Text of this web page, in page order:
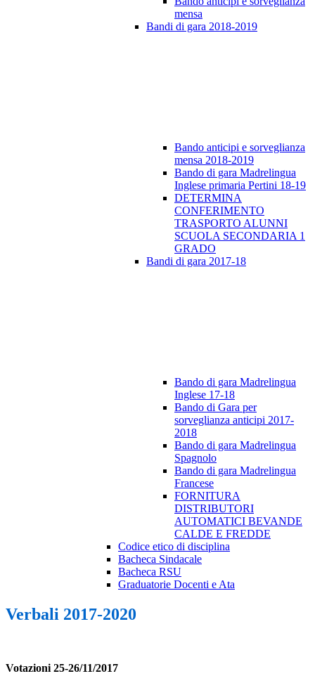
mensa
Bandi di gara 2018-2019
Bando anticipi e sorveglianza
mensa 2018-2019
Bando di gara Madrelingua
Inglese primaria Pertini 18-19
DETERMINA
CONFERIMENTO
TRASPORTO ALUNNI
SCUOLA SECONDARIA 1
GRADO
Bandi di gara 2017-18
Bando di gara Madrelingua
Inglese 17-18
Bando di Gara per
sorveglianza anticipi 2017-
2018
Bando di gara Madrelingua
Spagnolo
Bando di gara Madrelingua
Francese
FORNITURA
DISTRIBUTORI
AUTOMATICI BEVANDE
CALDE E FREDDE
Codice etico di disciplina
Bacheca Sindacale
Bacheca RSU
Graduatorie Docenti e Ata
Verbali 2017-2020
Votazioni 25-26/11/2017